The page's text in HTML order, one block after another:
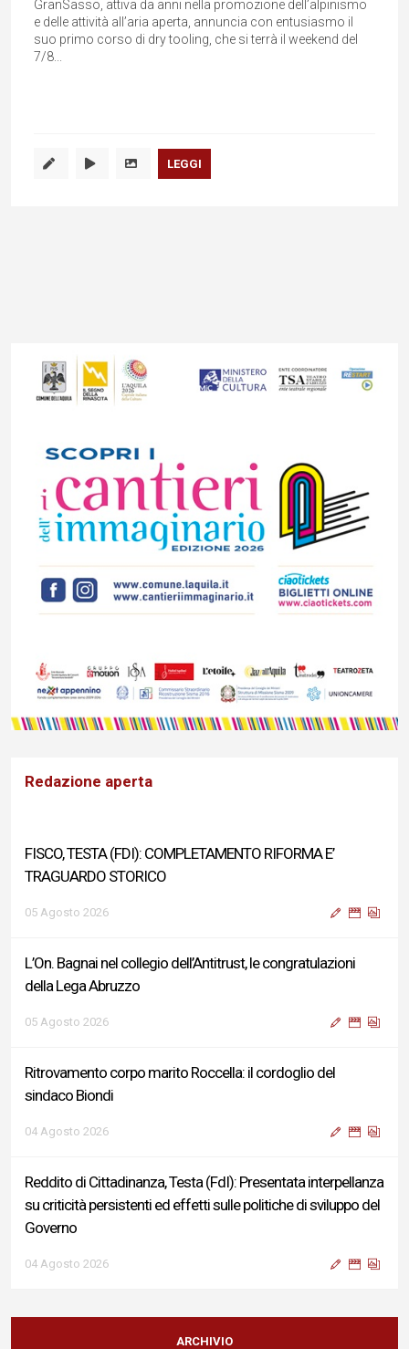
GranSasso, attiva da anni nella promozione dell’alpinismo
e delle attività all’aria aperta, annuncia con entusiasmo il
suo primo corso di dry tooling, che si terrà il weekend del
7/8...
LEGGI
Redazione aperta
FISCO, TESTA (FDI): COMPLETAMENTO RIFORMA E’
TRAGUARDO STORICO
05 Agosto 2026
L’On. Bagnai nel collegio dell’Antitrust, le congratulazioni
della Lega Abruzzo
05 Agosto 2026
Ritrovamento corpo marito Roccella: il cordoglio del
sindaco Biondi
04 Agosto 2026
Reddito di Cittadinanza, Testa (FdI): Presentata interpellanza
su criticità persistenti ed effetti sulle politiche di sviluppo del
Governo
04 Agosto 2026
Sigismondi, Liris e Testa: “Profondo cordoglio e vicinanza al
Ministro Roccella e alla sua famiglia”
ARCHIVIO